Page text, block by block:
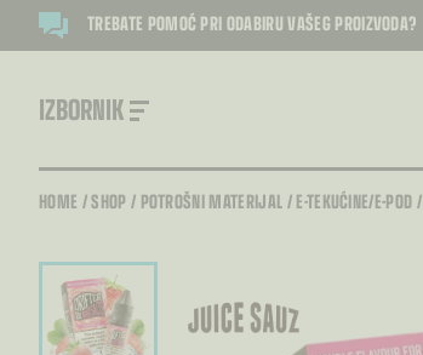
TREBATE POMOĆ PRI ODABIRU VAŠEG PROIZVODA?
IZBORNIK
HOME /SHOP / POTROŠNI MATERIJAL/E-TEKUĆINE/E-POD/